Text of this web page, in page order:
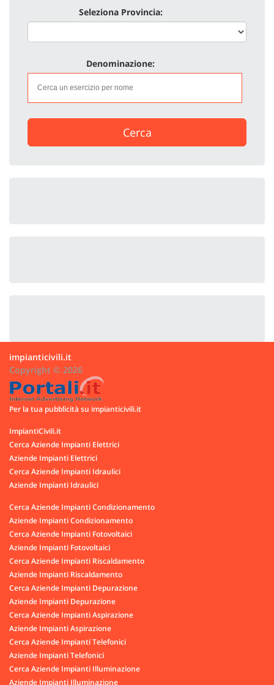
Seleziona Provincia:
Denominazione:
Cerca
impianticivili.it
Copyright © 2026
Per la tua pubblicità su impianticivili.it
ImpiantiCivili.it
Cerca Aziende Impianti Elettrici
Aziende Impianti Elettrici
Cerca Aziende Impianti Idraulici
Aziende Impianti Idraulici
Cerca Aziende Impianti Condizionamento
Aziende Impianti Condizionamento
Cerca Aziende Impianti Fotovoltaici
Aziende Impianti Fotovoltaici
Cerca Aziende Impianti Riscaldamento
Aziende Impianti Riscaldamento
Cerca Aziende Impianti Depurazione
Aziende Impianti Depurazione
Cerca Aziende Impianti Aspirazione
Aziende Impianti Aspirazione
Cerca Aziende Impianti Telefonici
Aziende Impianti Telefonici
Cerca Aziende Impianti Illuminazione
Aziende Impianti Illuminazione